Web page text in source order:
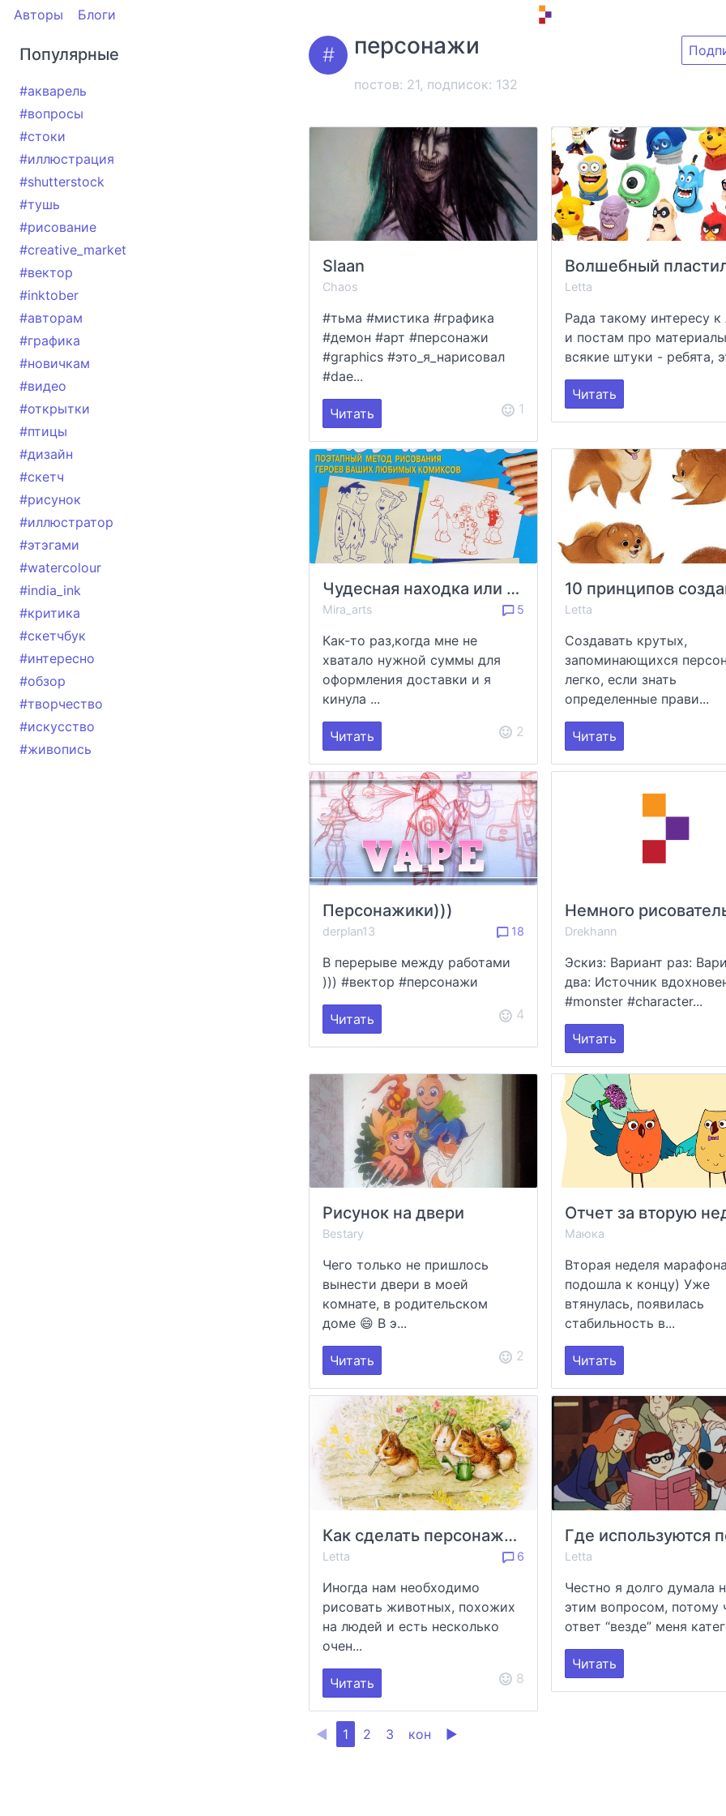
Авторы Блоги
Популярные
#акварель
#вопросы
#стоки
#иллюстрация
#shutterstock
#тушь
#рисование
#creative_market
#вектор
#inktober
#авторам
#графика
#новичкам
#видео
#открытки
#птицы
#дизайн
#скетч
#рисунок
#иллюстратор
#этэгами
#watercolour
#india_ink
#критика
#скетчбук
#интересно
#обзор
#творчество
#искусство
#живопись
персонажи
постов: 21, подписок: 132
Slaan
Chaos
#тьма #мистика #графика
#демон #арт #персонажи
#graphics #это_я_нарисовал
#dae...
Читать 1
Letta
Рада такому интересу к
и постам про
всякие штуки - ребята,
Читать
Чудесная находка или как я стала рисовать героев комиксов!))
Mira_arts 5
Как-то раз,когда мне не
хватало нужной суммы для
оформления доставки и я
кинула ...
Читать 2
Letta
Создавать крутых,
запоминающихся
легко, если знать
определенные прави...
Читать
Персонажики)))
derplan13 18
В перерыве между работами
))) #вектор #персонажи
Читать 4
Drekhann
Эскиз: Вариант раз:
два: Источник
#monster #character...
Читать
Рисунок на двери
Bestary
Чего только не пришлось
вынести двери в моей
комнате, в родительском
доме 😄 В э...
Читать 2
Маюка
Вторая неделя марафона
подошла к концу) Уже
втянулась, появилась
стабильность в...
Читать
Как сделать персонажей животных более человечными?
Letta 6
Иногда нам необходимо
рисовать животных, похожих
на людей и есть несколько
очен...
Читать 8
Letta
Честно я долго думала
этим вопросом, потому
ответ “везде” меня
Читать
◀ 1 2 3 кон ▶